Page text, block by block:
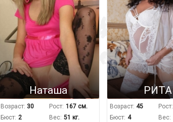
Наташа
Возраст: 30
Бюст: 2
Рост: 167 см.
Вес: 51 кг.
РИТА
Возраст: 45
Бюст: 4
Рост:
Вес: